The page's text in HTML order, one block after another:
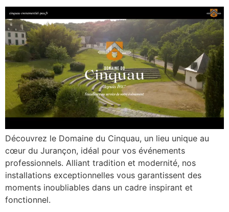
Découvrez le Domaine du Cinquau, un lieu unique au
cœur du Jurançon, idéal pour vos événements
professionnels. Alliant tradition et modernité, nos
installations exceptionnelles vous garantissent des
moments inoubliables dans un cadre inspirant et
fonctionnel.